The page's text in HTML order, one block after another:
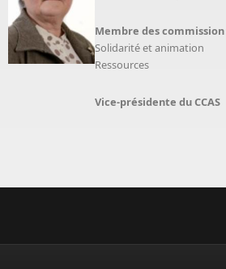
Membre des commission
Solidarité et animation
Ressources
Vice-présidente du CCAS